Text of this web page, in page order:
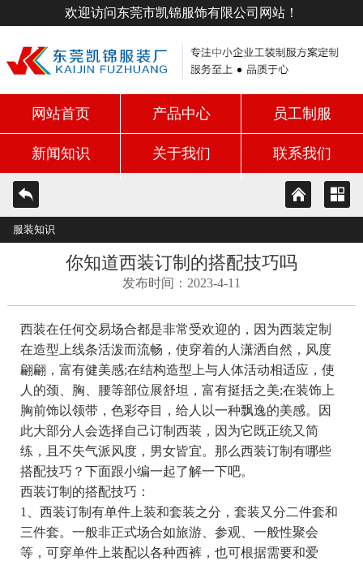
欢迎访问东莞市凯锦服饰有限公司网站！
网站首页 产品中心 员工制服
新闻知识 关于我们 联系我们
服装知识
你知道西装订制的搭配技巧吗
发布时间：2023-4-11
西装在任何交易场合都是非常受欢迎的，因为西装定制
在造型上线条活泼而流畅，使穿着的人潇洒自然，风度
翩翩，富有健美感;在结构造型上与人体活动相适应，使
人的颈、胸、腰等部位展舒坦，富有挺括之美;在装饰上
胸前饰以领带，色彩夺目，给人以一种飘逸的美感。因
此大部分人会选择自己订制西装，因为它既正统又简
练，且不失气派风度，男女皆宜。那么西装订制有哪些
搭配技巧？下面跟小编一起了解一下吧。
西装订制的搭配技巧：
1、西装订制有单件上装和套装之分，套装又分二件套和
三件套。一般非正式场合如旅游、参观、一般性聚会
等，可穿单件上装配以各种西裤，也可根据需要和爱